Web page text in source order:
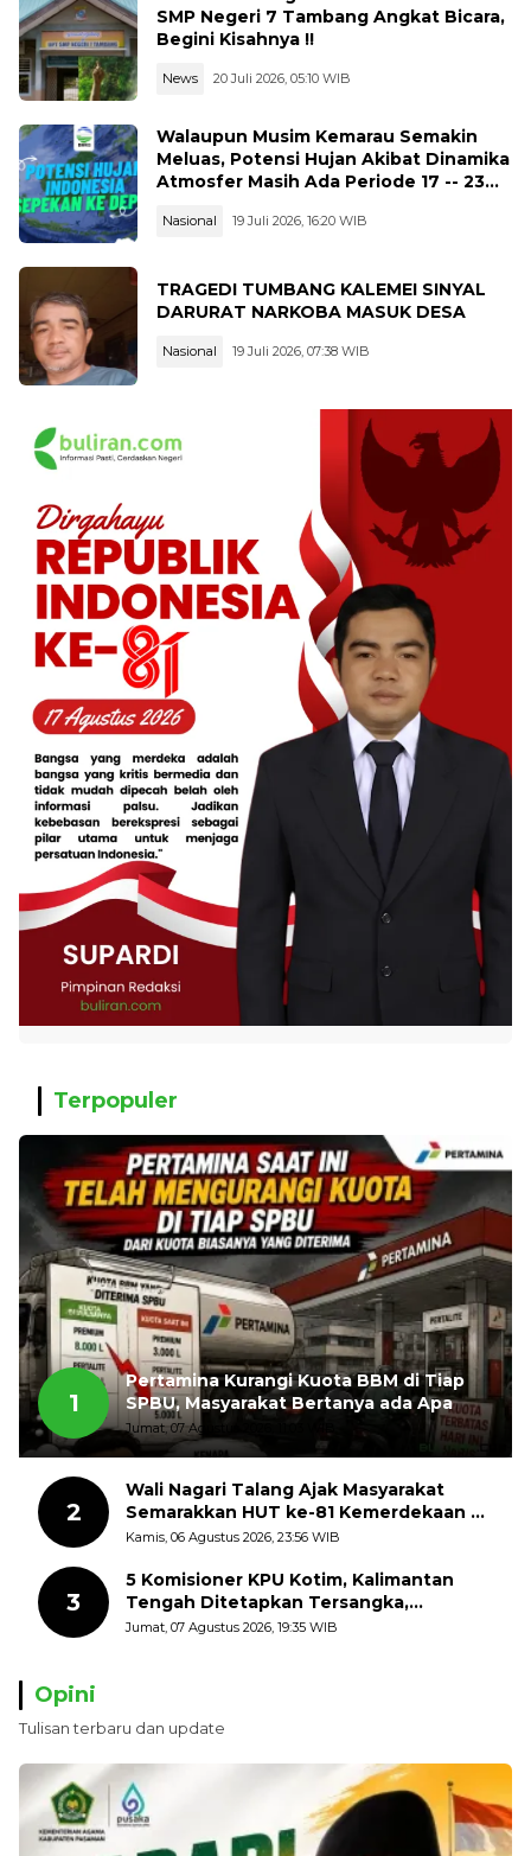
SMP Negeri 7 Tambang Angkat Bicara,
Begini Kisahnya !!
News 20 Juli 2026, 05:10 WIB
Walaupun Musim Kemarau Semakin
Meluas, Potensi Hujan Akibat Dinamika
Atmosfer Masih Ada Periode 17 -- 23
Nasional 19 Juli 2026, 16:20 WIB
TRAGEDI TUMBANG KALEMEI SINYAL
DARURAT NARKOBA MASUK DESA
Nasional 19 Juli 2026, 07:38 WIB
Terpopuler
1
Pertamina Kurangi Kuota BBM di Tiap
SPBU, Masyarakat Bertanya ada Apa
Jumat, 07 Agustus 2026, 11:03 WIB
2
Wali Nagari Talang Ajak Masyarakat
Semarakkan HUT ke-81 Kemerdekaan RI
dengan Mengibarkan Bendera Merah
Kamis, 06 Agustus 2026, 23:56 WIB
3
5 Komisioner KPU Kotim, Kalimantan
Tengah Ditetapkan Tersangka,
Kerugian Negara ditaksir 10 Milyard
Jumat, 07 Agustus 2026, 19:35 WIB
Opini
Tulisan terbaru dan update